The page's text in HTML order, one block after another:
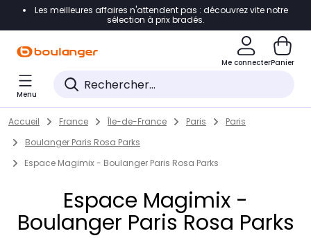
Accéder directement à la navigation
Accéder directement au pied de page
Accéder directement au chatbot
Les meilleures affaires n'attendent pas : découvrez vite notre
sélection à prix bradés.
Me connecterPanier
Menu
Skip to content
Return to Nav
Accueil France Île-de-France Paris
Paris
Boulanger Paris Rosa Parks
Espace Magimix - Boulanger Paris Rosa Parks
Espace Magimix -
Boulanger Paris Rosa Parks